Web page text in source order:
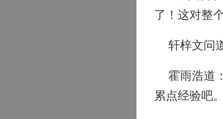
了！这对整
轩梓文问
霍雨浩道
累点经验吧